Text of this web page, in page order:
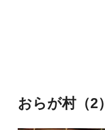
おらが村（2）